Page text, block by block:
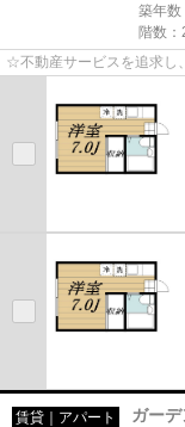
築年数
階数：
☆不動産サービスを追求し
賃貸｜アパート ガー